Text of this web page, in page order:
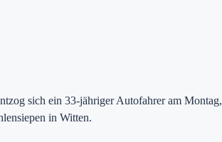
sich ein 33-jähriger Autofahrer am Montag,
in Witten.